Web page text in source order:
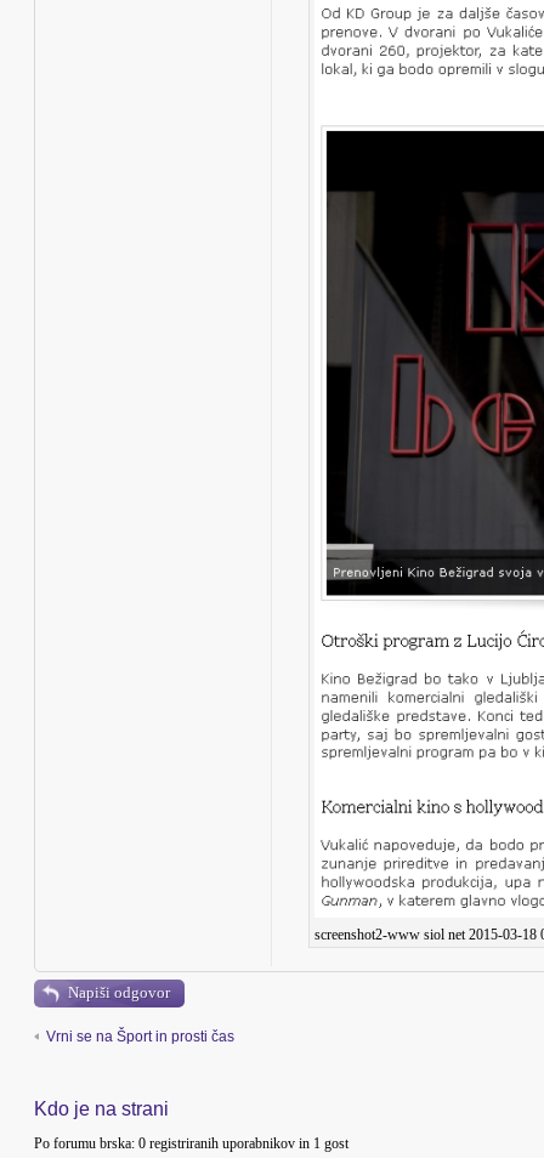
screenshot2-www siol net 2015-03-
Napiši odgovor
Vrni se na Šport in prosti čas
Kdo je na strani
Po forumu brska: 0 registriranih uporabnikov in 1 gost